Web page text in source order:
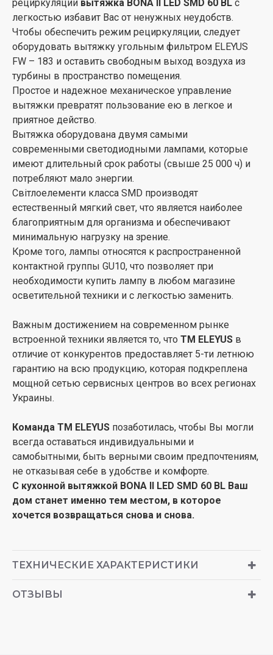
рециркуляции вытяжка BONA ІІ LED SMD 60 BL с
легкостью избавит Вас от ненужных неудобств.
Чтобы обеспечить режим рециркуляции, следует
оборудовать вытяжку угольным фильтром ELEYUS
FW – 183 и оставить свободным выход воздуха из
турбины в пространство помещения.
Простое и надежное механическое управление
вытяжки превратят пользование ею в легкое и
приятное действо.
Вытяжка оборудована двумя самыми
современными светодиодными лампами, которые
имеют длительный срок работы (свыше 25 000 ч) и
потребляют мало энергии.
Світлоелементи класса SMD производят
естественный мягкий свет, что является наиболее
благоприятным для организма и обеспечивают
минимальную нагрузку на зрение.
Кроме того, лампы относятся к распространенной
контактной группы GU10, что позволяет при
необходимости купить лампу в любом магазине
осветительной техники и с легкостью заменить.
Важным достижением на современном рынке
встроенной техники является то, что ТМ ELEYUS в
отличие от конкурентов предоставляет 5-ти летнюю
гарантию на всю продукцию, которая подкреплена
мощной сетью сервисных центров во всех регионах
Украины.
Команда ТМ ELEYUS позаботилась, чтобы Вы могли
всегда оставаться индивидуальными и
самобытными, быть верными своим предпочтениям,
не отказывая себе в удобстве и комфорте.
С кухонной вытяжкой BONA ІІ LED SMD 60 BL Ваш
дом станет именно тем местом, в которое
хочется возвращаться снова и снова.
ТЕХНИЧЕСКИЕ ХАРАКТЕРИСТИКИ
ОТЗЫВЫ